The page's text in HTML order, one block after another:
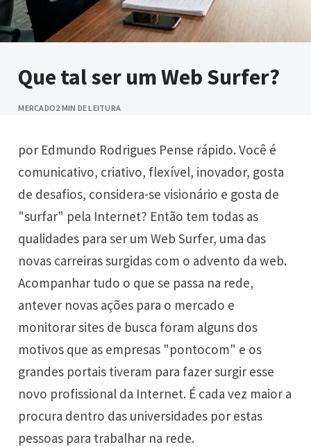
Que tal ser um Web Surfer?
MERCADO2 MIN DE LEITURA
por Edmundo Rodrigues Pense rápido. Você é
comunicativo, criativo, flexível, inovador, gosta
de desafios, considera-se visionário e gosta de
"surfar" pela Internet? Então tem todas as
qualidades para ser um Web Surfer, uma das
novas carreiras surgidas com o advento da web.
Acompanhar tudo o que se passa na rede,
antever novas ações para o mercado e
monitorar sites de busca foram alguns dos
motivos que as empresas "pontocom" e os
grandes portais tiveram para fazer surgir esse
novo profissional da Internet. É cada vez maior a
procura dentro das universidades por estas
pessoas para trabalhar na rede.